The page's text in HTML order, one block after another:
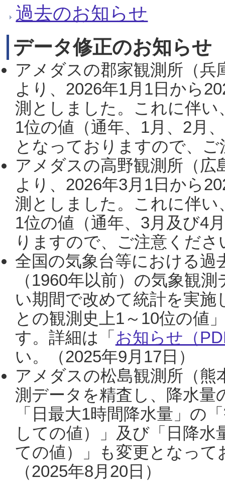
過去のお知らせ
データ修正のお知らせ
アメダスの郡家観測所（
より、2026年1月1日から
測としました。これに伴い
1位の値（通年、1月、2月
となっておりますので、
アメダスの高野観測所（
より、2026年3月1日から
測としました。これに伴い
1位の値（通年、3月及び4
りますので、ご注意くだ
全国の気象台等における過
（1960年以前）の気象観
い期間で改めて統計を実
との観測史上1～10位の値
す。詳細は「 お知らせ（
い。（2025年9月17日）
アメダスの松島観測所（熊
測データを精査し、降水
「日最大1時間降水量」の
しての値）」及び「日降
ての値）」も変更となっ
（2025年8月20日）